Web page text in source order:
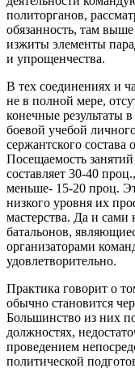
политорганов,
обязанность, там
изжиты элементы
и упрощенчества.
В тех соединениях и
не в полной мере,
конечные результаты
боевой учебой
сержантского
Посещаемость
составляет 30-40
меньше- 15-20 проц.
низкого уровня их
мастерства. Да и
батальонов,
организаторами
удовлетворительно.
Практика говорит о
обычно становится
Большинство из них
должностях,
проведением
политической